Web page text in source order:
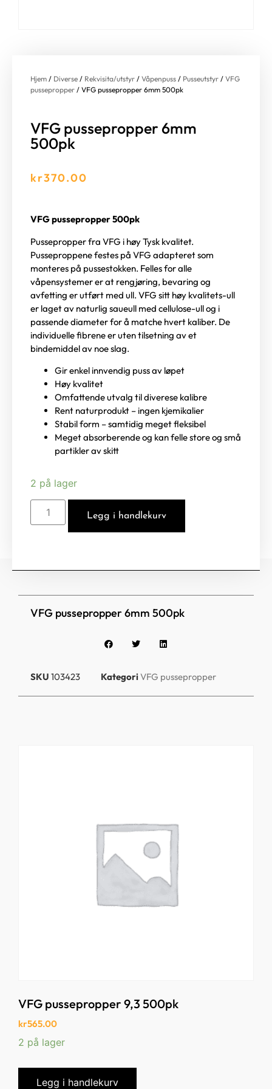
Hjem / Diverse / Rekvisita/utstyr / Våpenpuss / Pusseutstyr / VFG
pussepropper / VFG pussepropper 6mm 500pk
VFG pussepropper 6mm
500pk
kr370.00
VFG pussepropper 500pk
Pussepropper fra VFG i høy Tysk kvalitet.
Pusseproppene festes på VFG adapteret som
monteres på pussestokken. Felles for alle
våpensystemer er at rengjøring, bevaring og
avfetting er utført med ull. VFG sitt høy kvalitets-ull
er laget av naturlig saueull med cellulose-ull og i
passende diameter for å matche hvert kaliber. De
individuelle fibrene er uten tilsetning av et
bindemiddel av noe slag.
Gir enkel innvendig puss av løpet
Høy kvalitet
Omfattende utvalg til diverese kalibre
Rent naturprodukt – ingen kjemikalier
Stabil form – samtidig meget fleksibel
Meget absorberende og kan felle store og små
partikler av skitt
2 på lager
Legg i handlekurv
VFG pussepropper 6mm 500pk
SKU 103423 KategoriVFG pussepropper
VFG pussepropper 9,3 500pk
kr565.00
2 på lager
Legg i handlekurv